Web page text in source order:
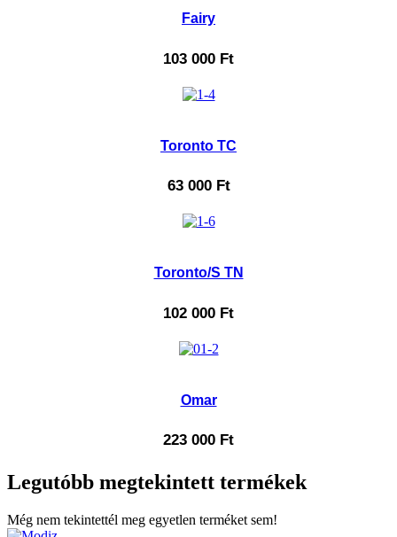
Fairy
103 000 Ft
Toronto TC
63 000 Ft
Toronto/S TN
102 000 Ft
Omar
223 000 Ft
Legutóbb megtekintett termékek
Még nem tekintettél meg egyetlen terméket sem!